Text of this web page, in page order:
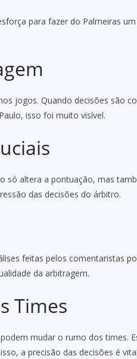
para fazer do Palmeiras
jogos. Quando decisões são
isso foi muito visível.
só altera a pontuação, mas
das decisões do árbitro.
feitas pelos comentaristas
da arbitragem.
Times
mudar o rumo dos times.
a precisão das decisões é